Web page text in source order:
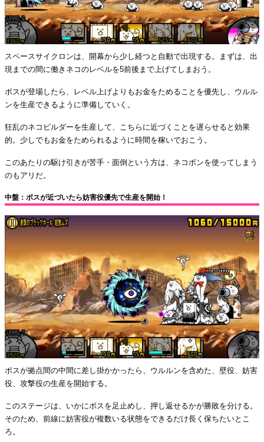
スペースサイクロンは、開幕から少し経つと自動で出現する。まずは、出
現までの間に働きネコのレベルを5前後まで上げてしまおう。
ボスが登場したら、レベル上げよりもお金をためることを優先し、ウルル
ンを生産できるように準備していく。
狂乱のネコビルダーを生産して、こちらに近づくことを遅らせると効果
的。少しでもお金をためられるように時間を稼いでおこう。
このあたりの駆け引きが苦手・面倒という方は、ネコボンを使ってしまう
のもアリだ。
中盤：ボスが近づいたら妨害役優先で生産を開始！
ボスが拠点間の中間に差し掛かかったら、ウルルンを含めた、壁役、妨害
役、攻撃役の生産を開始する。
このステージは、いかにボスを足止めし、押し返せるかが勝敗を分ける。
そのため、前線に妨害役が複数いる状態をできるだけ長く保ちたいとこ
ろ。